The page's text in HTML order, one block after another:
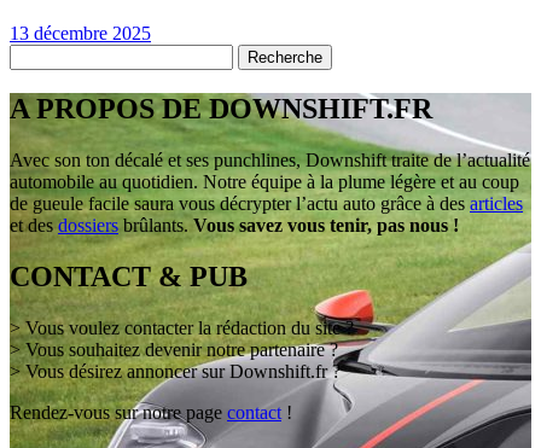
13 décembre 2025
A PROPOS DE DOWNSHIFT.FR
Avec son ton décalé et ses punchlines, Downshift traite de l’actualité
automobile au quotidien. Notre équipe à la plume légère et au coup
de gueule facile saura vous décrypter l’actu auto grâce à des articles
et des dossiers brûlants. Vous savez vous tenir, pas nous !
CONTACT & PUB
> Vous voulez contacter la rédaction du site ?
> Vous souhaitez devenir notre partenaire ?
> Vous désirez annoncer sur Downshift.fr ?
Rendez-vous sur notre page contact !